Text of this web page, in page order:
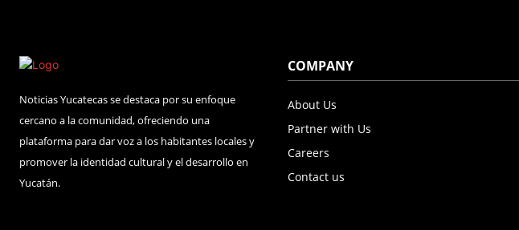
Noticias Yucatecas se destaca por su enfoque
cercano a la comunidad, ofreciendo una
plataforma para dar voz a los habitantes locales y
promover la identidad cultural y el desarrollo en
Yucatán.
COMPANY
About Us
Partner with Us
Careers
Contact us